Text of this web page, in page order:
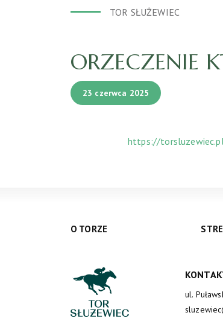
TOR SŁUŻEWIEC
ORZECZENIE
23 czerwca 2025
https://
O TORZE
ul.